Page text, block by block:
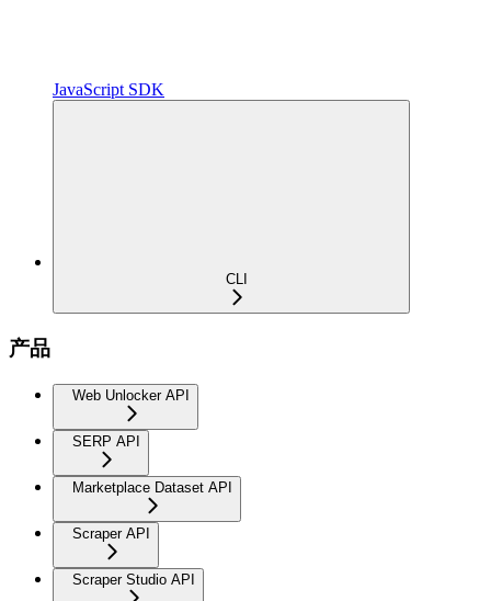
JavaScript SDK
CLI
产品
Web Unlocker API
SERP API
Marketplace Dataset API
Scraper API
Scraper Studio API